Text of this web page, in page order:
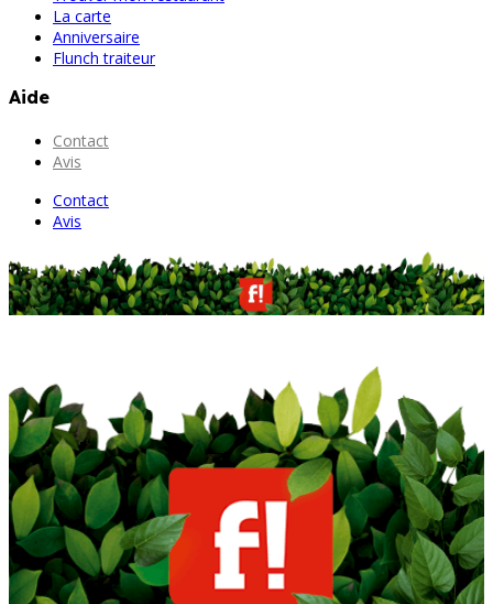
La carte
Anniversaire
Flunch traiteur
Aide
Contact
Avis
Contact
Avis